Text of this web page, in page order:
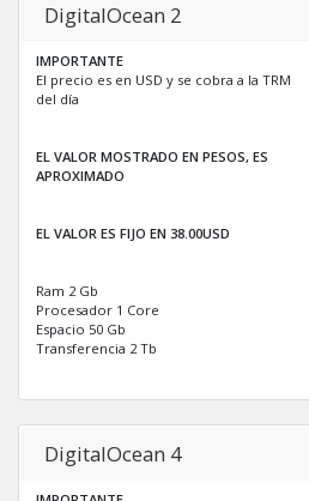
DigitalOcean 2
IMPORTANTE
El precio es en USD y se cobra a la TRM
del día
EL VALOR MOSTRADO EN PESOS, ES
APROXIMADO
EL VALOR ES FIJO EN 38.00USD
Ram 2 Gb
Procesador 1 Core
Espacio 50 Gb
Transferencia 2 Tb
DigitalOcean 4